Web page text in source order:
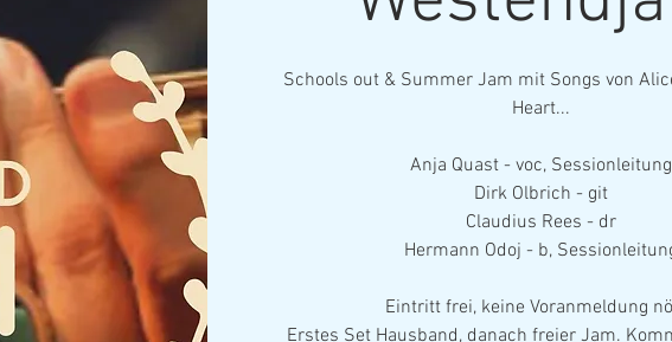
Schools out & Summer Jam mit Songs von
Heart...
Anja Quast - voc, Sessionleitung
Dirk Olbrich - git
Claudius Rees - dr
Hermann Odoj - b,
Eintritt frei, keine Voranmeldung
Erstes Set Hausband, danach freier Jam.